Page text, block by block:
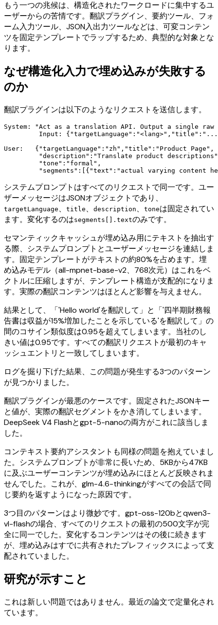
もう一つの兆候は、構造化されたワークロードに集中するユ
ーザーからの苦情です。翻訳プラグイン、要約ツール、フォ
ーム入力ツール、JSON入出力ツールなどは、可変コンテン
ツを固定テンプレートでラップするため、典型的な対象とな
ります。
なぜ構造化入力で埋め込みが失敗する
のか
翻訳プラグインは以下のようなリクエストを送信します。
System: "Act as a translation API. Output a single raw
Input:
User:   {"targetLanguage":"zh","title":"Product Page",
"description":"Translate product
         "tone":"formal",
システムプロンプトはすべてのリクエストで同一です。ユー
ザーメッセージはJSONオブジェクトであり、
targetLanguage 、 title 、 description 、 toneは固定されてい
ます。変化するのはsegments[].textのみです。
セマンティックキャッシュが埋め込み用にテキストを抽出す
る際、システムプロンプトとユーザーメッセージを連結しま
す。固定テンプレートがテキストの約80%を占めます。埋
め込みモデル（all-mpnet-base-v2、768次元）はこれをベ
クトルに圧縮しますが、テンプレート構造が支配的になりま
す。実際の翻訳コンテンツはほとんど影響を与えません。
結果として、「'Hello world'を翻訳して」と「'四半期財務報
告書は収益が15%増加したことを示している'を翻訳して」の
間のコサイン類似度は0.95を超えてしまいます。当社のし
きい値は0.95です。すべての翻訳リクエストが最初のキャ
ッシュエントリと一致してしまいます。
ログを掘り下げた結果、この問題が発生する3つのパターン
が見つかりました。
翻訳プラグインが最悪のケースです。固定されたJSONキー
と値が、実際の翻訳セグメントをかき消してしまいます。
DeepSeek V4 Flashとgpt-5-nanoの両方がこれに該当しま
した。
コンテキスト要約アシスタントも同様の問題を抱えていまし
た。システムプロンプトが非常に長いため、5KBから47KB
に及ぶユーザーコンテンツが埋め込みにほとんど反映されま
せんでした。これが、glm-4.6-thinkingがすべての会話で同
じ要約を返すようになった原因です。
3つ目のパターンはより微妙です。gpt-oss-120bとqwen3-
vl-flashの場合、すべてのリクエストの最初の500文字が完
全に同一でした。変化するコンテンツはその後に続きます
が、埋め込みはすでに共有されたプレフィックスによって支
配されていました。
研究が示すこと
これは新しい問題ではありません。最近の論文で定量化され
ています。